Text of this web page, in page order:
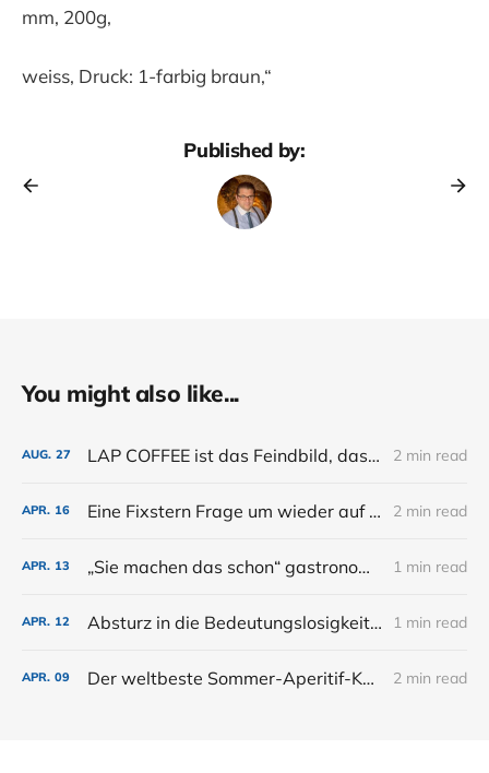
mm, 200g,
weiss, Druck: 1-farbig braun,“
Published by:
You might also like...
AUG. 27 LAP COFFEE ist das Feindbild, das der Bar noch fehlt. 2 min read
APR. 16 Eine Fixstern Frage um wieder auf Kurs zu kommen 2 min read
APR. 13 „Sie machen das schon“ gastronomische Zukunft nach KI Phase eins. 1 min read
APR. 12 Absturz in die Bedeutungslosigkeit... 1 min read
APR. 09 Der weltbeste Sommer-Aperitif-Karton 2 min read